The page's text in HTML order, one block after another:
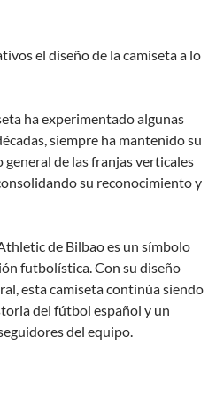
el diseño de la camiseta a lo
ha experimentado algunas
siempre ha mantenido su
general de las franjas verticales
su reconocimiento y
de Bilbao es un símbolo
futbolística. Con su diseño
esta camiseta continúa siendo
del fútbol español y un
del equipo.